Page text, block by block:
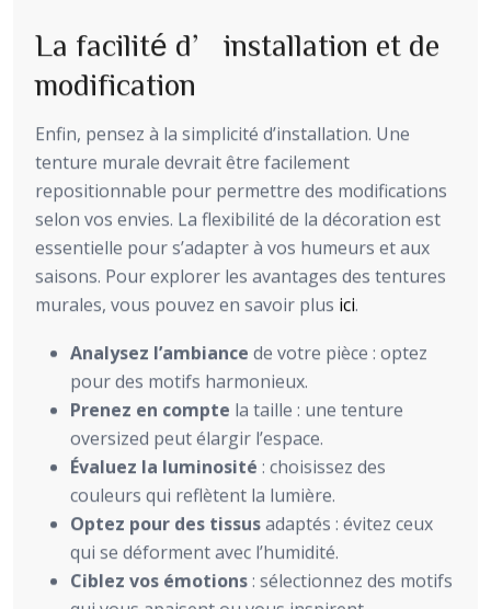
La facilité d’installation et de
modification
Enfin, pensez à la simplicité d’installation. Une
tenture murale devrait être facilement
repositionnable pour permettre des modifications
selon vos envies. La flexibilité de la décoration est
essentielle pour s’adapter à vos humeurs et aux
saisons. Pour explorer les avantages des tentures
murales, vous pouvez en savoir plus ici.
Analysez l’ambiance de votre pièce : optez
pour des motifs harmonieux.
Prenez en compte la taille : une tenture
oversized peut élargir l’espace.
Évaluez la luminosité : choisissez des
couleurs qui reflètent la lumière.
Optez pour des tissusadaptés : évitez ceux
qui se déforment avec l’humidité.
Ciblez vos émotions: sélectionnez des motifs